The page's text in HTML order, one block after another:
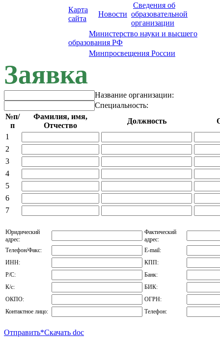
Карта
сайта
Новости
Сведения об
образовательной
организации
Министерство науки и высшего
образования РФ
Минпросвещения России
Заявка
Название организации:
Специальность:
№п/
п
Фамилия, имя,
Отчество
Должность
1
2
3
4
5
6
7
Юридический
адрес:
Фактический
адрес:
Телефон/Факс:
E-mail:
ИНН:
КПП:
Р/С:
Банк:
К/с:
БИК:
ОКПО:
ОГРН:
Контактное лицо:
Телефон:
Отправить*Скачать doc